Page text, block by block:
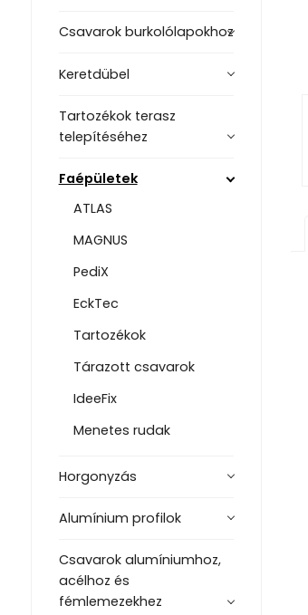
Csavarok burkolólapokhoz
Keretdübel
Tartozékok terasz
telepítéséhez
Faépületek
ATLAS
MAGNUS
PediX
EckTec
Tartozékok
Tárazott csavarok
IdeeFix
Menetes rudak
Horgonyzás
Alumínium profilok
Csavarok alumíniumhoz,
acélhoz és
fémlemezekhez